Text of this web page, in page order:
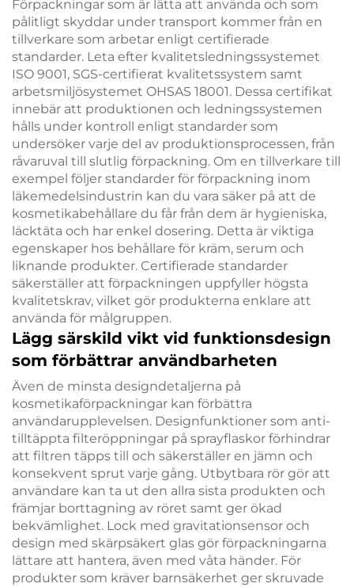
Förpackningar som är lätta att använda och som
pålitligt skyddar under transport kommer från en
tillverkare som arbetar enligt certifierade
standarder. Leta efter kvalitetsledningssystemet
ISO 9001, SGS-certifierat kvalitetssystem samt
arbetsmiljösystemet OHSAS 18001. Dessa certifikat
innebär att produktionen och ledningssystemen
hålls under kontroll enligt standarder som
undersöker varje del av produktionsprocessen, från
råvaruval till slutlig förpackning. Om en tillverkare till
exempel följer standarder för förpackning inom
läkemedelsindustrin kan du vara säker på att de
kosmetikabehållare du får från dem är hygieniska,
läcktäta och har enkel dosering. Detta är viktiga
egenskaper hos behållare för kräm, serum och
liknande produkter. Certifierade standarder
säkerställer att förpackningen uppfyller högsta
kvalitetskrav, vilket gör produkterna enklare att
använda för målgruppen.
Lägg särskild vikt vid funktionsdesign
som förbättrar användbarheten
Även de minsta designdetaljerna på
kosmetikaförpackningar kan förbättra
användarupplevelsen. Designfunktioner som anti-
tilltäppta filteröppningar på sprayflaskor förhindrar
att filtren täpps till och säkerställer en jämn och
konsekvent sprut varje gång. Utbytbara rör gör att
användare kan ta ut den allra sista produkten och
främjar borttagning av röret samt ger ökad
bekvämlighet. Lock med gravitationsensor och
design med skärpsäkert glas gör förpackningarna
lättare att hantera, även med våta händer. För
produkter som kräver barnsäkerhet ger skruvade